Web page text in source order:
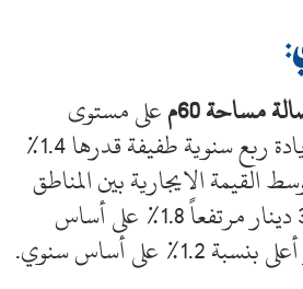
مساحة 60م على مستوى
المحافظات إلى حدود 289 دينار بنهاية الربع الثاني 2024 بزيادة ربع سنوية طفيفة قدرها 1.4%
الايجارية بين المناطق
والمحافظات، ففي محافظة العاصمة سجل متوسط الإيجار 319 دينار مرتفعاً 1.8% على أساس